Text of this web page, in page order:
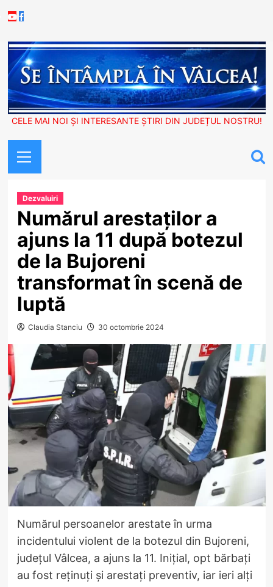
to
Youtube
Facebook
CELE MAI NOI ȘI INTERESANTE ȘTIRI DIN JUDEȚUL NOSTRU!
Menu
Dezvaluiri
Numărul arestaților a
ajuns la 11 după botezul
de la Bujoreni
transformat în scenă de
luptă
Claudia Stanciu 30 octombrie 2024
Numărul persoanelor arestate în urma
incidentului violent de la botezul din Bujoreni,
județul Vâlcea, a ajuns la 11. Inițial, opt bărbați
au fost reținuți și arestați preventiv, iar ieri alți